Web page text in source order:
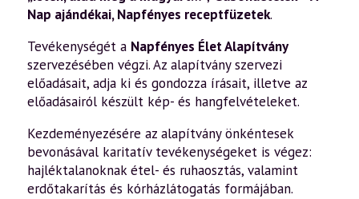
Nap ajándékai,Napfényes receptfüzetek.
Tevékenységét a Napfényes Élet Alapítvány
szervezésében végzi. Az alapítvány szervezi
előadásait, adja ki és gondozza írásait, illetve az
előadásairól készült kép- és hangfelvételeket.
Kezdeményezésére az alapítvány önkéntesek
bevonásával karitatív tevékenységeket is végez:
hajléktalanoknak étel- és ruhaosztás, valamint
erdőtakarítás és kórházlátogatás formájában.